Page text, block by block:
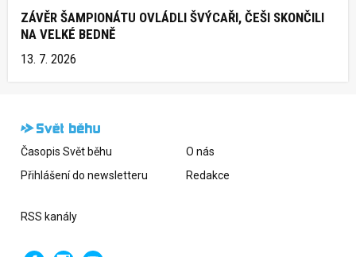
ZÁVĚR ŠAMPIONÁTU OVLÁDLI ŠVÝCAŘI, ČEŠI SKONČILI
NA VELKÉ BEDNĚ
13. 7. 2026
Časopis Svět běhu
Přihlášení do newsletteru
O nás
Redakce
RSS kanály